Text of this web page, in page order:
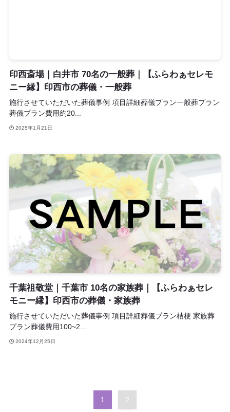
印西斎場｜白井市 70名の一般葬｜【ふらわぁセレモ
ニー縁】印西市の葬儀・一般葬
施行させていただいた葬儀事例 項目詳細葬儀プラン一般葬プラン
葬儀プラン費用約20...
2025年1月21日
千葉祖敬堂｜千葉市 10名の家族葬｜【ふらわぁセレ
モニー縁】印西市の葬儀・家族葬
施行させていただいた葬儀事例 項目詳細葬儀プラン桔梗 家族葬
プラン葬儀費用100~2...
2024年12月25日
1 2